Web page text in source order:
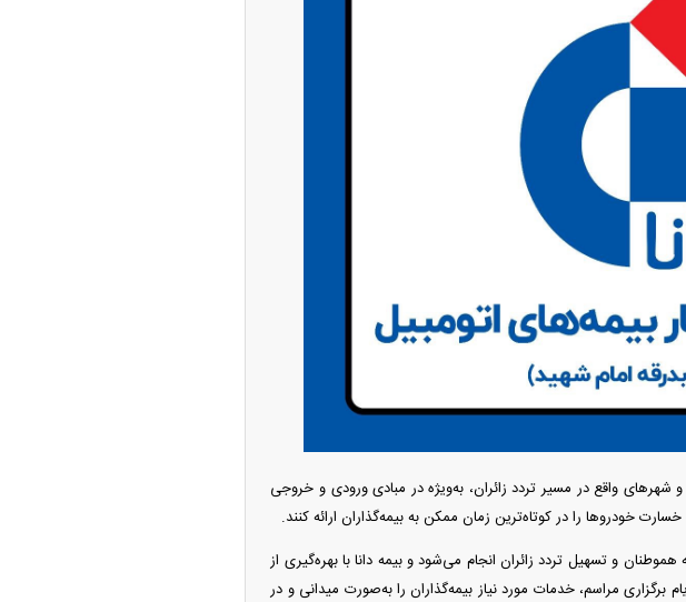
واقع در مسیر تردد زائران، به‌ویژه در مبادی ورودی و خروجی
خودرو‌ها را در کوتاه‌ترین زمان ممکن به بیمه‌گذاران ارائه کنند.
و تسهیل تردد زائران انجام می‌شود و بیمه دانا با بهره‌گیری از
مراسم، خدمات مورد نیاز بیمه‌گذاران را به‌صورت میدانی و در
واردات خودرو از منطقه آزاد تهران؛ مناظره
داغی که بازار خودرو را تحت تأثیر قرار داد
رونمایی از پوکو M ۸ پاور با باتری ۸۰۰۰
چین از بمب افکن H-۶N با موشک هسته‌ای
رونمایی کرد